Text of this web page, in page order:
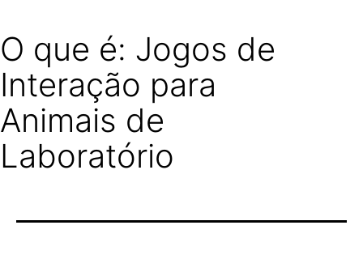
O que é: Jogos de
Interação para
Animais de
Laboratório